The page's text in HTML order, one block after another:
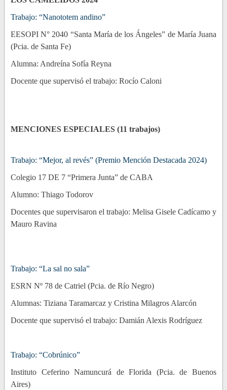
Trabajo: “Nanototem andino”
EESOPI N° 2040 “Santa María de los Ángeles” de María Juana
(Pcia. de Santa Fe)
Alumna: Andreína Sofía Reyna
Docente que supervisó el trabajo: Rocío Caloni
MENCIONES ESPECIALES (11 trabajos)
Trabajo: “Mejor, al revés” (Premio Mención Destacada 2024)
Colegio 17 DE 7 “Primera Junta” de CABA
Alumno: Thiago Todorov
Docentes que supervisaron el trabajo: Melisa Gisele Cadícamo y
Mauro Ravina
Trabajo: “La sal no sala”
ESRN Nº 78 de Catriel (Pcia. de Río Negro)
Alumnas: Tiziana Taramarcaz y Cristina Milagros Alarcón
Docente que supervisó el trabajo: Damián Alexis Rodríguez
Trabajo: “Cobrúnico”
Instituto Ceferino Namuncurá de Florida (Pcia. de Buenos
Aires)